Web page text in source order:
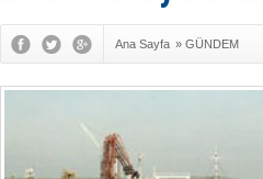
Ana Sayfa » GÜNDEM